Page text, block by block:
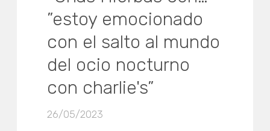
”estoy emocionado
con el salto al mundo
del ocio nocturno
con charlie's”
26/05/2023